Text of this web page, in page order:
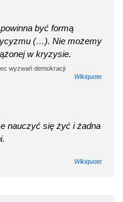
być formą
(…). Nie możemy
w kryzysie.
wyzwań demokracji
Wikiquote
nauczyć się żyć i żadna
Wikiquote